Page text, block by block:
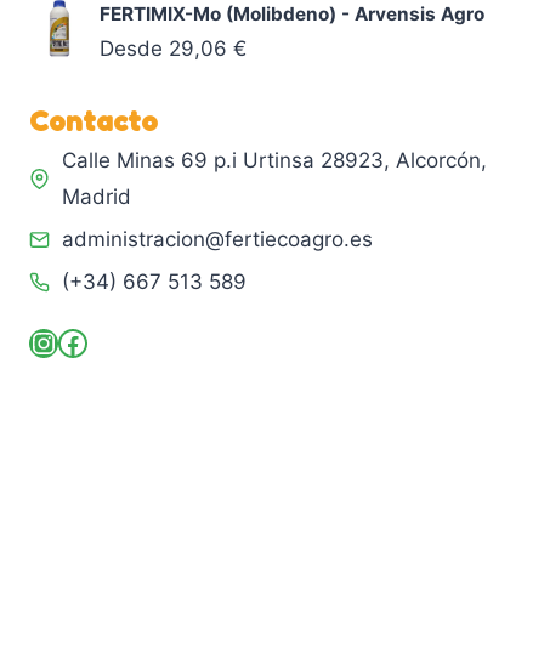
FERTIMIX-Mo (Molibdeno) - Arvensis Agro
Desde 29,06 €
Contacto
Calle Minas 69 p.i Urtinsa 28923, Alcorcón,
Madrid
administracion@fertiecoagro.es
(+34) 667 513 589
Instagram
Facebook